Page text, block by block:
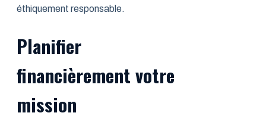
éthiquement responsable.
Planifier
financièrement votre
mission